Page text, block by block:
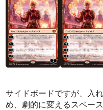
サイドボードですが、入
め、劇的に変えるスペー